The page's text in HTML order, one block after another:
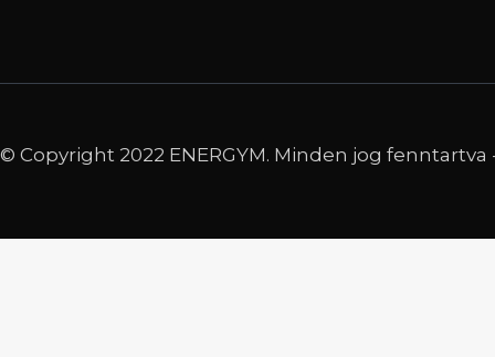
© Copyright 2022 ENERGYM. Minden jog